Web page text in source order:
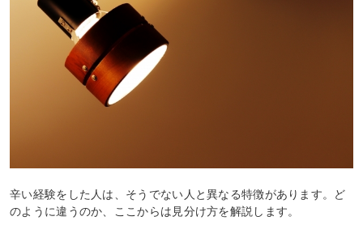
辛い経験をした人は、そうでない人と異なる特徴があります。ど
のように違うのか、ここからは見分け方を解説します。